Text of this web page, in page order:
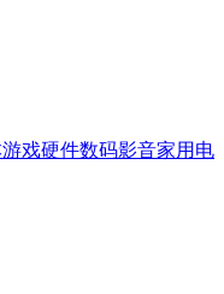
游戏硬件数码影音家用电